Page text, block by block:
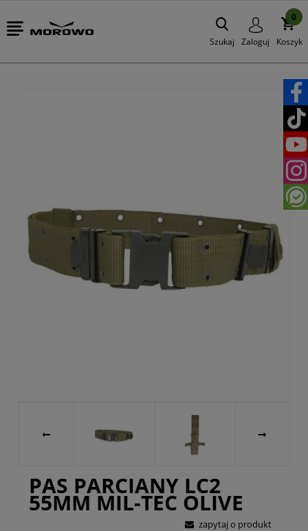
Szukaj Zaloguj Koszyk
0
PAS PARCIANY LC2
55MM MIL-TEC OLIVE
zapytaj o produkt